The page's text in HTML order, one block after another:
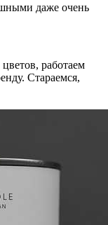
даже очень
работаем
Стараемся,